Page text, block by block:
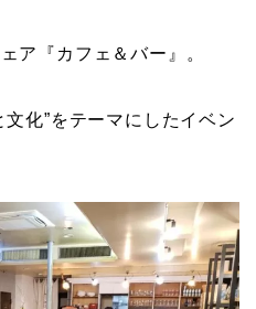
ア『カフェ＆バー』。
化”をテーマにしたイベン